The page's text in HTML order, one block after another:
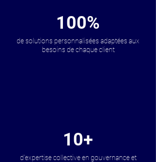
100%
de solutions personnalisées adaptées aux
besoins de chaque client
10+
d'expertise collective en gouvernance et